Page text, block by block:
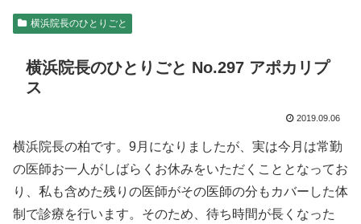
横浜院長のひとりごと
横浜院長のひとりごと No.297 アポカリプ
ス
2019.09.06
横浜院長の柏です。9月になりましたが、実は今月は常勤
の医師お一人がしばらくお休みをいただくこととなってお
り、私も含めた残りの医師がその医師の分もカバーした体
制で診療を行います。そのため、待ち時間が長くなった